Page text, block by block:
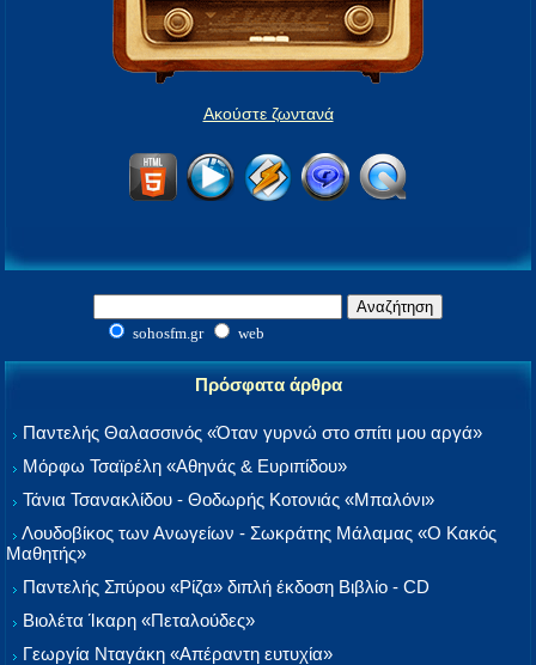
Ακούστε ζωντανά
sohosfm.gr web
Πρόσφατα άρθρα
Παντελής Θαλασσινός «Όταν γυρνώ στο σπίτι μου αργά»
Μόρφω Τσαϊρέλη «Αθηνάς & Ευριπίδου»
Τάνια Τσανακλίδου - Θοδωρής Κοτονιάς «Μπαλόνι»
Λουδοβίκος των Ανωγείων - Σωκράτης Μάλαμας «Ο Κακός
Μαθητής»
Παντελής Σπύρου «Ρίζα» διπλή έκδοση Βιβλίο - CD
Βιολέτα Ίκαρη «Πεταλούδες»
Γεωργία Νταγάκη «Aπέραντη ευτυχία»